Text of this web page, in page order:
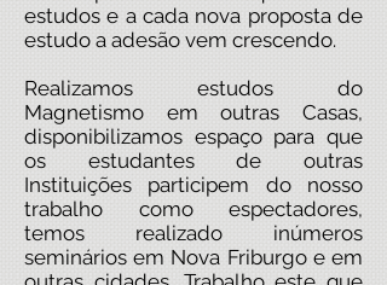
estudos e a cada nova proposta de
estudo a adesão vem crescendo.
Realizamos estudos do
Magnetismo em outras Casas,
disponibilizamos espaço para que
os estudantes de outras
Instituições participem do nosso
trabalho como espectadores,
temos realizado inúmeros
seminários em Nova Friburgo e em